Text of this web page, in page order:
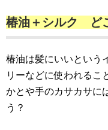
椿油＋シルク ど
椿油は髪にいいという
リーなどに使われるこ
かとや手のカサカサに
う？